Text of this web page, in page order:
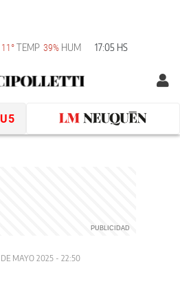
11° TEMP 39% HUM 17:05 HS
MAYO 2025 - 22:50